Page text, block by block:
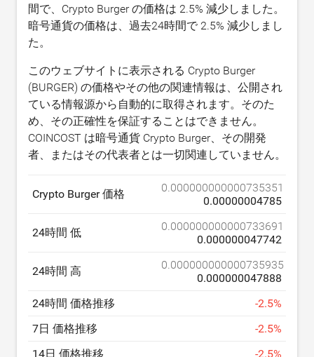
間で、Crypto Burger の価格は 2.5% 減少しました。
暗号通貨の価格は、過去24時間で 2.5% 減少しまし
た。
このウェブサイトに表示される Crypto Burger
(BURGER) の価格やその他の関連情報は、公開され
ている情報源から自動的に取得されます。そのた
め、その正確性を保証することはできません。
COINCOST は暗号通貨 Crypto Burger、その開発
者、またはその代表者とは一切関連していません。
Crypto Burger 価格
0.000000000000735351
0.00000004785
24時間 低
0.000000000000733691
0.000000047742
24時間 高
0.000000000000735935
0.000000047888
24時間 価格推移
-2.5%
7日 価格推移
-2.5%
14日 価格推移
-2.5%